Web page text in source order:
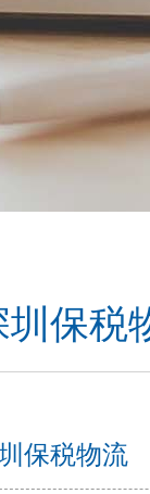
圳保税
保税物流